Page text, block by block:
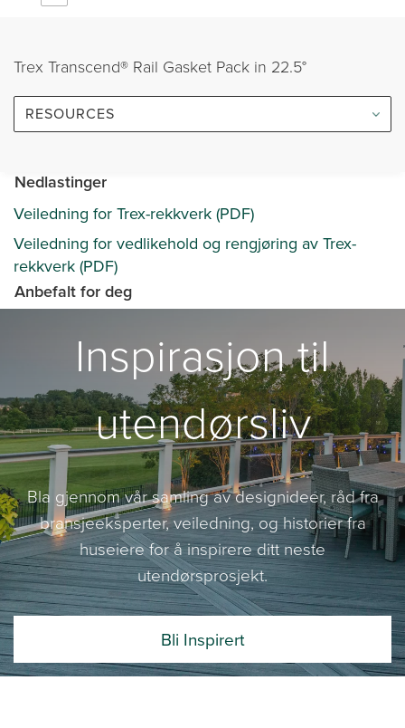
Trex Transcend® Rail Gasket Pack in 22.5°
RESOURCES
Nedlastinger
Veiledning for Trex-rekkverk (PDF)
Veiledning for vedlikehold og rengjøring av Trex-
rekkverk (PDF)
Anbefalt for deg
Inspirasjon til
utendørsliv
Bla gjennom vår samling av designideer, råd fra
bransjeeksperter, veiledning, og historier fra
huseiere for å inspirere ditt neste
utendørsprosjekt.
Bli Inspirert